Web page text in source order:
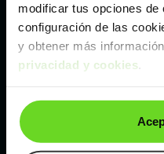
modificar tus opciones
configuración de las
y obtener más
privacidad y cookies
Zaragoza
mano y ocasión
Nissan Qashqai